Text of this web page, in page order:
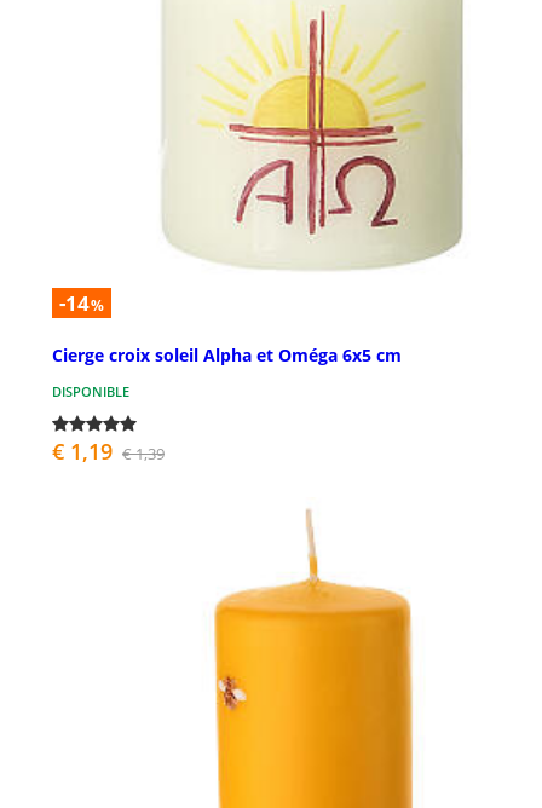
-14%
Cierge croix soleil Alpha et Oméga 6x5 cm
DISPONIBLE
€ 1,19 € 1,39